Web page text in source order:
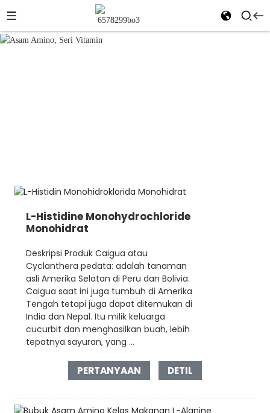
L-Histidine Monohydrochloride
Monohidrat
Deskripsi Produk Caigua atau
Cyclanthera pedata: adalah tanaman
asli Amerika Selatan di Peru dan Bolivia.
Caigua saat ini juga tumbuh di Amerika
Tengah tetapi juga dapat ditemukan di
India dan Nepal. Itu milik keluarga
cucurbit dan menghasilkan buah, lebih
tepatnya sayuran, yang ...
PERTANYAAN DETIL